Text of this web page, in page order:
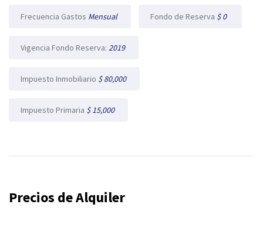
Frecuencia Gastos Mensual Fondo de Reserva $ 0
Vigencia Fondo Reserva: 2019
Impuesto Inmobiliario $ 80,000
Impuesto Primaria $ 15,000
Precios de Alquiler